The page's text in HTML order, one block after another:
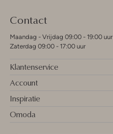
Contact
Maandag - Vrijdag 09:00 - 19:00 uur
Zaterdag 09:00 - 17:00 uur
Klantenservice
Account
Inspiratie
Omoda